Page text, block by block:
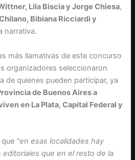
Lila Biscia y Jorge Chiesa,
Bibiana Ricciardi y
narrativa.
más llamativas de este concurso
organizadores seleccionaron
de quienes pueden participar, ya
de Buenos Aires a
en La Plata, Capital Federal y
“en esas localidades hay
que en el resto de la